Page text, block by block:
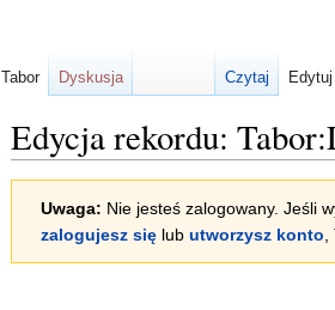
Edycja rekordu:
nawigacji
wyszukiwania
Uwaga: Nie jesteś zalogowany. Jeśli
zalogujesz się lub utworzysz konto,
Tabor Dyskusja Czytaj